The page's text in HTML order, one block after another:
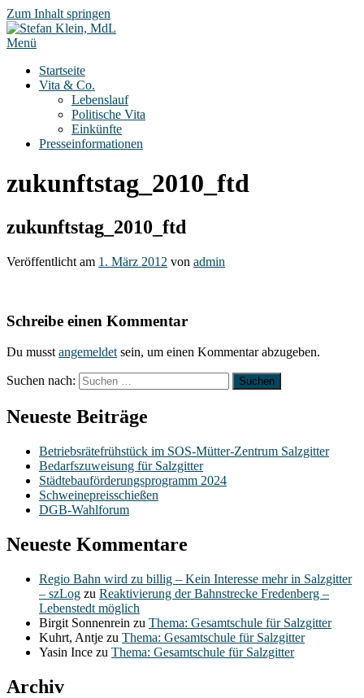
Zum Inhalt springen
Menü
Startseite
Vita & Co.
Lebenslauf
Politische Vita
Einkünfte
Presseinformationen
zukunftstag_2010_ftd
zukunftstag_2010_ftd
Veröffentlicht am 1. März 2012 von admin
Schreibe einen Kommentar
Du musst angemeldet sein, um einen Kommentar abzugeben.
Suchen nach:
Neueste Beiträge
Betriebsrätefrühstück im SOS-Mütter-Zentrum Salzgitter
Bedarfszuweisung für Salzgitter
Städtebauförderungsprogramm 2024
Schweinepreisschießen
DGB-Wahlforum
Neueste Kommentare
Regio Bahn wird zu billig – Kein Interesse mehr in Salzgitter
– szLog zu Reaktivierung der Bahnstrecke Fredenberg –
Lebenstedt möglich
Birgit Sonnenrein zu Thema: Gesamtschule für Salzgitter
Kuhrt, Antje zu Thema: Gesamtschule für Salzgitter
Yasin Ince zu Thema: Gesamtschule für Salzgitter
Archiv